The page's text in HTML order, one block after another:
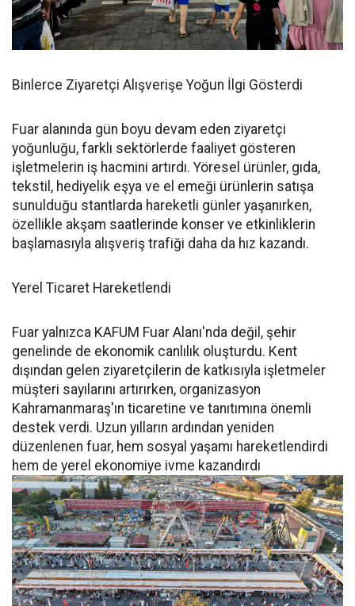
Binlerce Ziyaretçi Alışverişe Yoğun İlgi Gösterdi
Fuar alanında gün boyu devam eden ziyaretçi
yoğunluğu, farklı sektörlerde faaliyet gösteren
işletmelerin iş hacmini artırdı. Yöresel ürünler, gıda,
tekstil, hediyelik eşya ve el emeği ürünlerin satışa
sunulduğu stantlarda hareketli günler yaşanırken,
özellikle akşam saatlerinde konser ve etkinliklerin
başlamasıyla alışveriş trafiği daha da hız kazandı.
Yerel Ticaret Hareketlendi
Fuar yalnızca KAFUM Fuar Alanı'nda değil, şehir
genelinde de ekonomik canlılık oluşturdu. Kent
dışından gelen ziyaretçilerin de katkısıyla işletmeler
müşteri sayılarını artırırken, organizasyon
Kahramanmaraş'ın ticaretine ve tanıtımına önemli
destek verdi. Uzun yılların ardından yeniden
düzenlenen fuar, hem sosyal yaşamı hareketlendirdi
hem de yerel ekonomiye ivme kazandırdı